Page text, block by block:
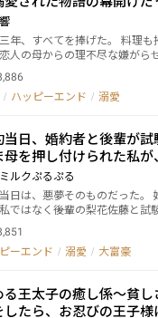
され、侑生は決意する。 踏み
、すべて自分の手で取り戻すことを。
器に、 かつて支えてきた夫と
追い詰めていく―― すべてを奪われた花嫁は、
決して泣かない。
年、すべてを捧げた。 料理も
人の母からの理不尽な嫌がら
なのに──彼が振り下ろしたそ
『義姉』のためだった。 ホテルの防犯カメ
の移動履歴、病院の診断書
こでようやく風野千夏は覚醒する。
の証拠を叩きつけ、三発のビ
舞って、きっぱりと縁を切った。 昇進
自ら蹴り、彼女は首都へ戻る
からやり直すために。 ところ
の大物友人・天宮幸司と出会っ
かな物腰。 傷だらけの彼女に
さりげない気遣いと、火をつけ
りついていた心が、かすかに
ある親友が待っていた。 風野
実に手札を揃え、一歩ずつ戦
とゲス女は、彼女を社会的に
/ ハッピーエンド / 溺愛
当日、婚約者と後輩が試
母を押し付けられた私
されるまで
ルクぷるぷる
日は、悪夢そのものだった。
ではなく――後輩の梨花佐藤と試
。 「もう子どもはいるんだから、あな
マになればいい」 そう言って
”になることを強要した。 何度も置き去りに
験管ベビーを作ろう」 ……もう、無理。 私は
破棄し、すべてを終わらせた。 そんな私の
ーエンド / 溺愛 / 大富豪
る王太子の癒し係～貧し
したら、お忍びの王子